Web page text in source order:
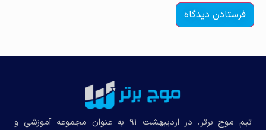
تیم موج برتر، در اردیبهشت ۹۱ به عنوان مجموعه‌ آموزشی و